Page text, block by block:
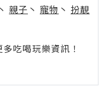
丶 親子 丶 寵物 丶 扮靚
吃喝玩樂資訊！